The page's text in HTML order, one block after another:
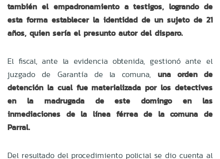
también el empadronamiento a testigos, logrando de
esta forma establecer la identidad de un sujeto de 21
años, quien sería el presunto autor del disparo.
El fiscal, ante la evidencia obtenida, gestionó ante el
juzgado de Garantía de la comuna, una orden de
detención la cual fue materializada por los detectives
en la madrugada de este domingo en las
inmediaciones de la línea férrea de la comuna de
Parral.
Del resultado del procedimiento policial se dio cuenta al